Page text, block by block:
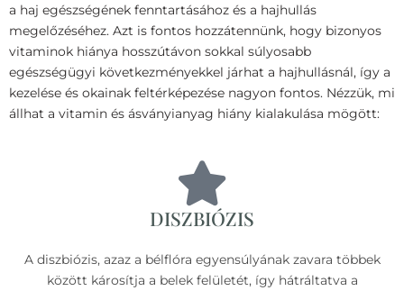
a haj egészségének fenntartásához és a hajhullás
megelőzéséhez. Azt is fontos hozzátennünk, hogy bizonyos
vitaminok hiánya hosszútávon sokkal súlyosabb
egészségügyi következményekkel járhat a hajhullásnál, így a
kezelése és okainak feltérképezése nagyon fontos. Nézzük, mi
állhat a vitamin és ásványianyag hiány kialakulása mögött:
DISZBIÓZIS
A diszbiózis, azaz a bélflóra egyensúlyának zavara többek
között károsítja a belek felületét, így hátráltatva a